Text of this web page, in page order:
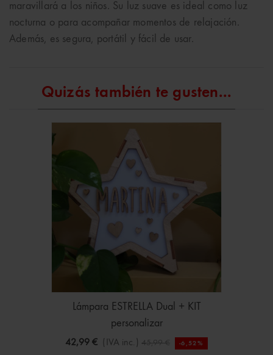
maravillará a los niños. Su luz suave es ideal como luz
nocturna o para acompañar momentos de relajación.
Además, es segura, portátil y fácil de usar.
Quizás también te gusten...
Lámpara ESTRELLA Dual + KIT
personalizar
42,99 € (IVA inc.) 45,99 € -6,52%